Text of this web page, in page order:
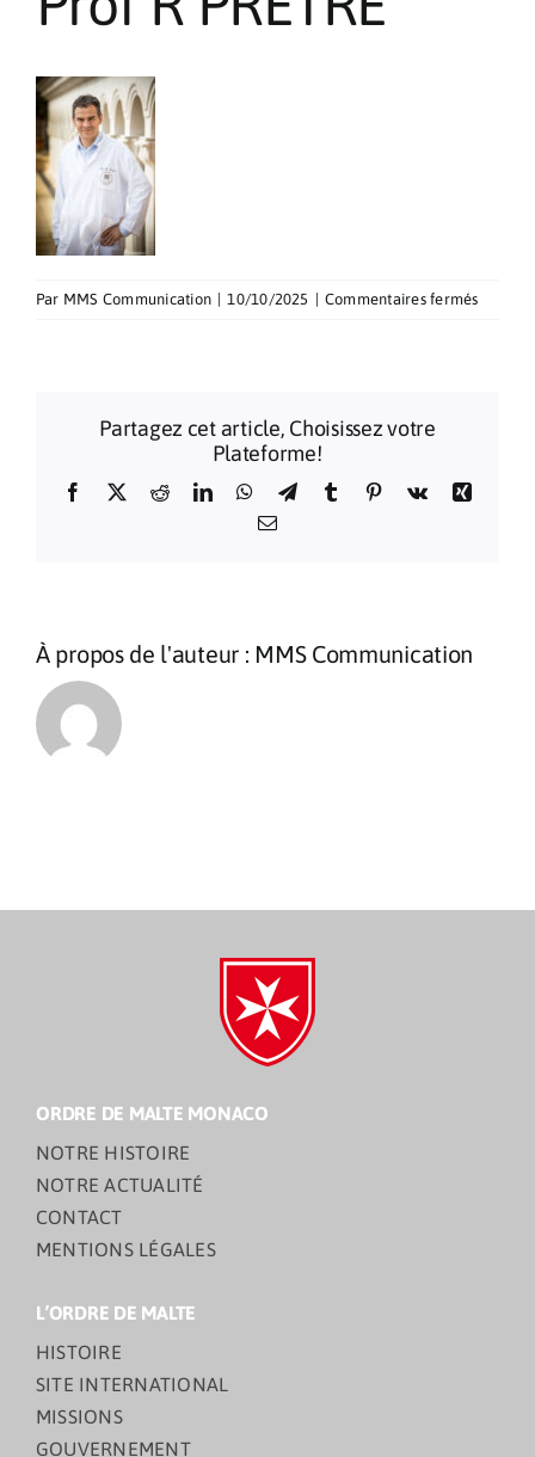
Contact
Par MMS Communication 10/10/2025 Commentaires ferméssur
Partagez cet article, Choisissez votre
Plateforme!
Facebook
X RedditLinkedInWhatsApp
TelegramTumblr Pinterest
Vk
Xing
Email
À propos de l'auteur : MMS Communication
ORDRE DE MALTE MONACO
NOTRE HISTOIRE
NOTRE ACTUALITÉ
CONTACT
MENTIONS LÉGALES
L’ORDRE DE MALTE
HISTOIRE
SITE INTERNATIONAL
MISSIONS
GOUVERNEMENT